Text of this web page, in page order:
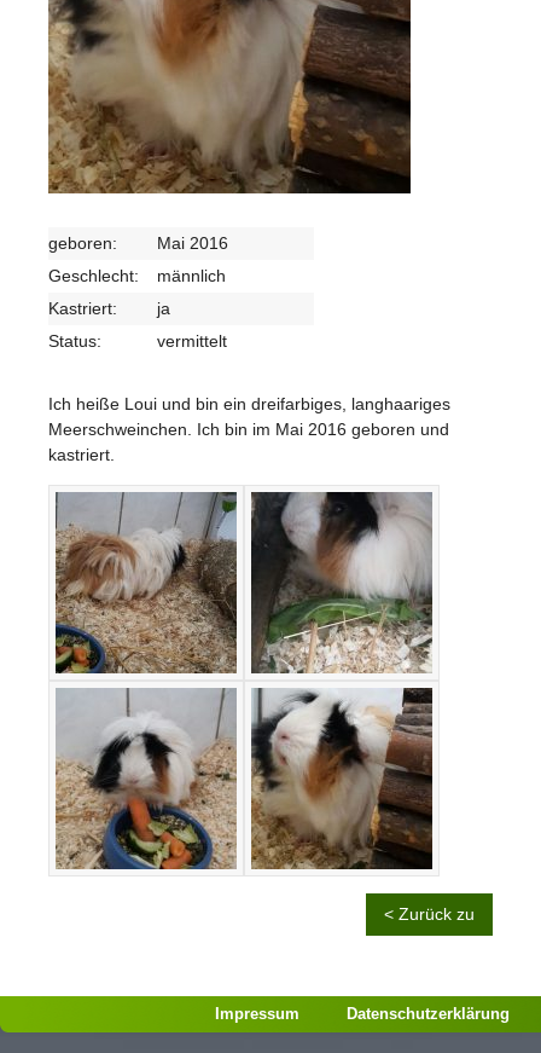
geboren:
Mai 2016
Geschlecht:
männlich
Kastriert:
ja
Status:
vermittelt
Ich heiße Loui und bin ein dreifarbiges, langhaariges
Meerschweinchen. Ich bin im Mai 2016 geboren und
kastriert.
< Zurück zu
Impressum Datenschutzerklärung